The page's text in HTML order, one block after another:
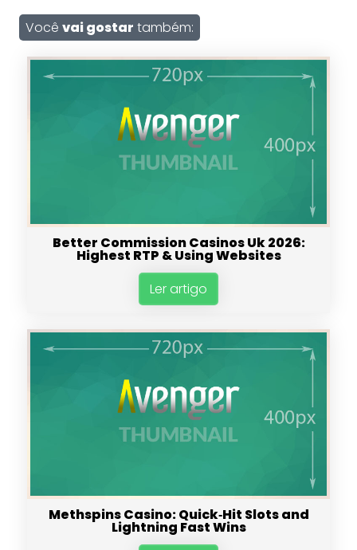
Você vai gostar também:
Better Commission Casinos Uk 2026:
Highest RTP & Using Websites
Ler artigo
Methspins Casino: Quick‑Hit Slots and
Lightning Fast Wins